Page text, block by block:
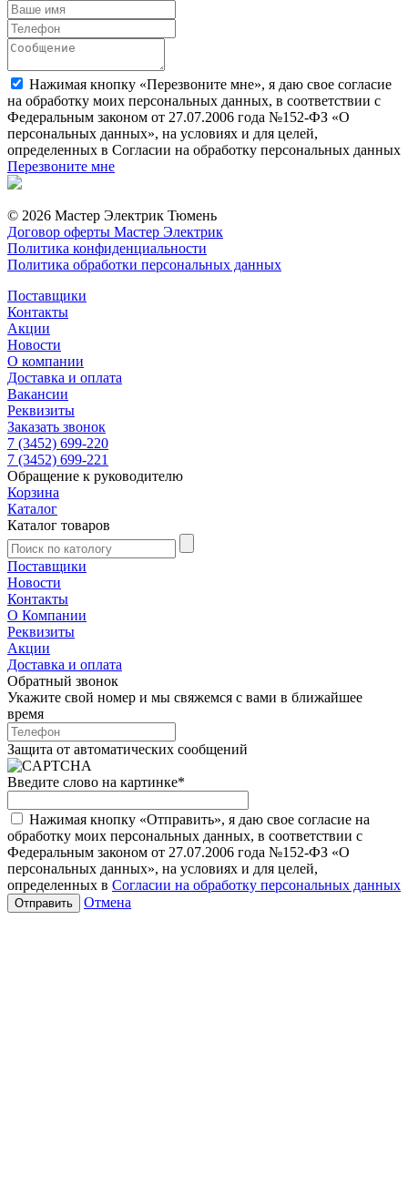
Нажимая кнопку «Перезвоните мне», я даю свое согласие
на обработку моих персональных данных, в соответствии с
Федеральным законом от 27.07.2006 года №152-ФЗ «О
персональных данных», на условиях и для целей,
определенных в Согласии на обработку персональных данных
Перезвоните мне
© 2026 Мастер Электрик Тюмень
Договор оферты Мастер Электрик
Политика конфиденциальности
Политика обработки персональных данных
Поставщики
Контакты
Акции
Новости
О компании
Доставка и оплата
Вакансии
Реквизиты
Заказать звонок
7 (3452) 699-220
7 (3452) 699-221
Обращение к руководителю
Корзина
Каталог
Каталог товаров
Поставщики
Новости
Контакты
О Компании
Реквизиты
Акции
Доставка и оплата
Обратный звонок
Укажите свой номер и мы свяжемся с вами в ближайшее
время
Защита от автоматических сообщений
Введите слово на картинке*
Нажимая кнопку «Отправить», я даю свое согласие на
обработку моих персональных данных, в соответствии с
Федеральным законом от 27.07.2006 года №152-ФЗ «О
персональных данных», на условиях и для целей,
определенных в Согласии на обработку персональных данных
Отмена